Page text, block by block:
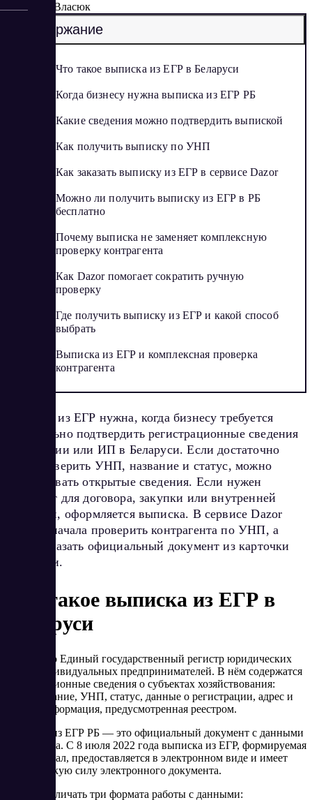
Елена Власюк
Содержание
Что такое выписка из ЕГР в Беларуси
Когда бизнесу нужна выписка из ЕГР РБ
Какие сведения можно подтвердить выпиской
Как получить выписку по УНП
Как заказать выписку из ЕГР в сервисе Dazor
Можно ли получить выписку из ЕГР в РБ
бесплатно
Почему выписка не заменяет комплексную
проверку контрагента
Как Dazor помогает сократить ручную
проверку
Где получить выписку из ЕГР и какой способ
выбрать
Выписка из ЕГР и комплексная проверка
контрагента
Выписка из ЕГР нужна, когда бизнесу требуется
официально подтвердить регистрационные сведения
о компании или ИП в Беларуси. Если достаточно
быстро сверить УНП, название и статус, можно
использовать открытые сведения. Если нужен
документ для договора, закупки или внутренней
проверки, оформляется выписка. В сервисе Dazor
можно сначала проверить контрагента по УНП, а
затем заказать официальный документ из карточки
компании.
Что такое выписка из ЕГР в
Беларуси
ЕГР — это Единый государственный регистр юридических
лиц и индивидуальных предпринимателей. В нём содержатся
регистрационные сведения о субъектах хозяйствования:
наименование, УНП, статус, данные о регистрации, адрес и
другая информация, предусмотренная реестром.
Выписка из ЕГР РБ — это официальный документ с данными
из регистра. С 8 июля 2022 года выписка из ЕГР, формируемая
через портал, предоставляется в электронном виде и имеет
юридическую силу электронного документа.
Важно различать три формата работы с данными: